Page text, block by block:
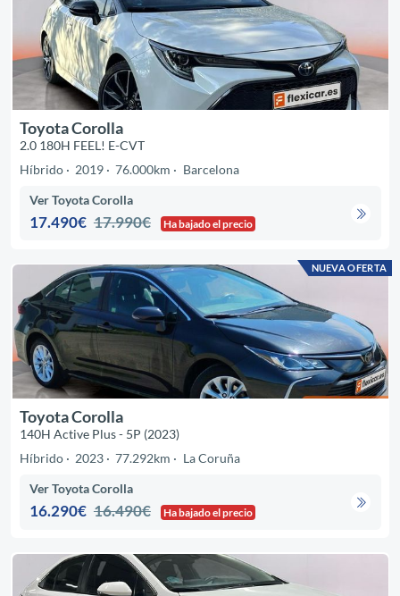
Toyota Corolla
2.0 180H FEEL! E-CVT
Híbrido
2019 76.000km Barcelona
Ver Toyota Corolla
17.490€ 17.990€ Ha bajado el precio
NUEVA OFERTA
Toyota Corolla
140H Active Plus - 5P (2023)
Híbrido
2023 77.292km La Coruña
Ver Toyota Corolla
16.290€ 16.490€ Ha bajado el precio